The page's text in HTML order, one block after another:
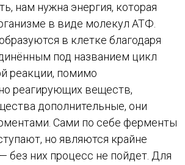
нам нужна энергия, которая
в виде молекул АТФ.
в клетке благодаря
под названием цикл
реакции, помимо
реагирующих веществ,
дополнительные, они
Сами по себе ферменты
но являются крайне
без них процесс не пойдет. Для